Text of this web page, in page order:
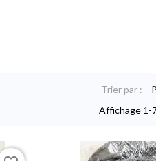
Trier par :
Affichage 1-